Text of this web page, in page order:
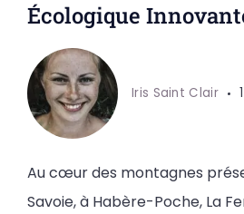
Écologique
Iris Saint Clair
Au cœur des montagnes
Savoie, à Habère-Poche, La